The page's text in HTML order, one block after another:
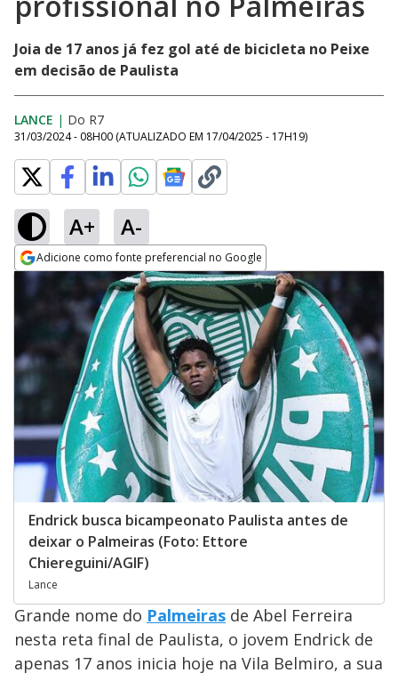
Joia de 17 anos já fez gol até de bicicleta no Peixe
em decisão de Paulista
LANCE | Do R7
31/03/2024 - 08H00 (ATUALIZADO EM 17/04/2025 - 17H19)
A+ A-
Adicione como fonte preferencial no Google
Opens in new window
Endrick busca bicampeonato Paulista antes de
deixar o Palmeiras (Foto: Ettore
Chiereguini/AGIF)
Lance
Grande nome do Palmeiras de Abel Ferreira
nesta reta final de Paulista, o jovem Endrick de
apenas 17 anos inicia hoje na Vila Belmiro, a sua